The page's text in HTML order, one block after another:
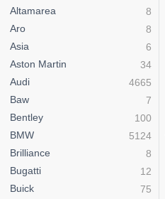
Altamarea
8
Aro
8
Asia
6
Aston Martin
34
Audi
4665
Baw
7
Bentley
100
BMW
5124
Brilliance
8
Bugatti
12
Buick
75